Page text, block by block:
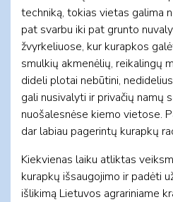
techniką, tokias vietas galima
pat svarbu iki pat grunto
žvyrkeliuose, kur kurapkos
smulkių akmenėlių, reikalingų
dideli plotai nebūtini,
gali nusivalyti ir privačių namų
nuošalesnėse kiemo vietose.
dar labiau pagerintų kurapkų
Kiekvienas laiku atliktas
kurapkų išsaugojimo ir padėti
išlikimą Lietuvos agrariniame